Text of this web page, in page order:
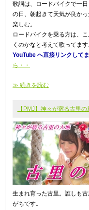
歌詞は、ロードバイクで一
の日、朝起きて天気が良か
楽しむ。
ロードバイクを乗る方は、
くのかなと考えて歌ってます
YouTube へ直接リンクして
ら・・
≫ 続きを読む
【PMJ】神々が宿る古里
生まれ育った古里。誰しも
がちです。